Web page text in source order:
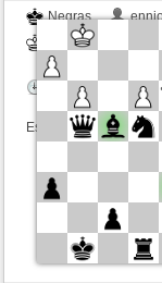
Negras
Blancas
Tiempo: 10
Esta partida es por